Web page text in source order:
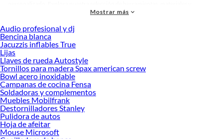
accesorios de calidad que te ayudarán a crear un espacio más tú.
Desde remodelaciones hasta proyectos de decoración, estamos aquí para hacer
tus ideas realidad. ¡Visítanos y encuentra todo lo que tenemos para ofrecerte en
Maceteros y Accesorios!
Explora la variedad de productos de Maceteros y Accesorios en Sodimac
Herramientas, materiales y accesorios de calidad para tus proyectos y
renovación de espacios. ¡Visítanos y descubre todo lo que tenemos para
ofrecerte!
Encuentra una amplia variedad de productos de Maceteros y Accesorios en
Sodimac. Encuentra todo lo necesario para tus proyectos de renovación y
decoración. ¡Visítanos y haz tus ideas realidad!
Mostrar más
Audio profesional y dj
Bencina blanca
Jacuzzis inflables True
Lijas
Llaves de rueda Autostyle
Tornillos para madera Spax american screw
Bowl acero inoxidable
Campanas de cocina Fensa
Soldadoras y complementos
Muebles Mobilfrank
Destornilladores Stanley
Pulidora de autos
Hoja de afeitar
Mouse Microsoft